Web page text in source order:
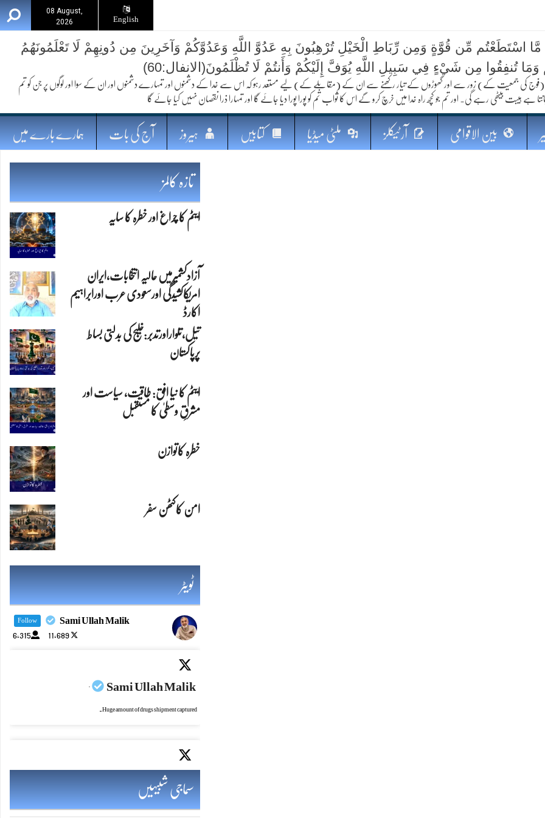
08 August,
2026
English
مستقبل
مَّا اسْتَطَعْتُم مِّن قُوَّةٍ وَمِن رِّبَاطِ الْخَيْلِ تُرْهِبُونَ بِهِ عَدُوَّ اللَّهِ وَعَدُوَّكُمْ وَآخَرِينَ مِن دُونِهِمْ لَا تَعْلَمُونَهُمُ
وَمَا تُنفِقُوا مِن شَيْءٍ فِي سَبِيلِ اللَّهِ يُوَفَّ إِلَيْكُمْ وَأَنتُمْ لَا تُظْلَمُونَ(الانفال:60)
کی جمعیت کے) زور سے اور گھوڑوں کے تیار رکھنے سے ان کے (مقابلے کے) لیے مستعد رہو کہ اس سے خدا کے دشمنوں اور تمہارے دشمنوں اور ان کے سوا اور لوگوں پر جن کو تم
ہے ہیبت بیٹھی رہے گی۔ اور تم جو کچھ راہ خدا میں خرچ کرو گے اس کا ثواب تم کو پورا پورا دیا جائے گا اور تمہارا ذرا نقصان نہیں کیا جائے گا
بین الاقوامی آرٹیکلز ملٹی میڈیا کتابیں ہیروز آج کی بات ہمارے بارے میں
تازہ کالمز
امن کاکٹھن سفر
ایٹم کا چراغ اور خطرہ کا سایہ
آزادکشمیرمیں حالیہ انتخابات،ایران
امریکاکشیدگی اورسعودی عرب اورابراہیم
اکارڈ
تیل،تلواراورتدبر:خلیج کی بدلتی بساط
پرپاکستان
ایٹم کا نیا افق: طاقت، سیاست اور
مشرقِ وسطیٰ کا مستقبل
خطرہ کاتوازن
ٹویٹر
Sami Ullah Malik
Follow
11,689
6,315
Sami Ullah Malik
·
Huge amount of drugs shipment captured.
Sami Ullah Malik
Alhamdulillah's historic moment for Pakistan.
سماجی شبیہیں